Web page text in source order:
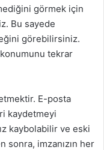
görmek için
Bu sayede
görebilirsiniz.
tekrar
E-posta
kaydetmeyi
kaybolabilir ve eski
sonra, imzanızın her